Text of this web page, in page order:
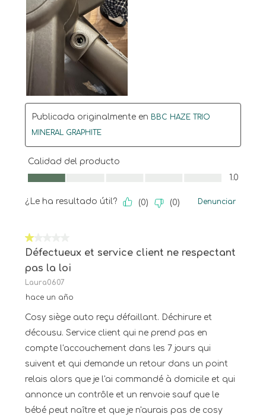
Publicada originalmente en BBC HAZE TRIO
MINERAL GRAPHITE
Calidad del producto
Calidad del producto, 1.0 de 5
1.0
¿Le ha resultado útil? (0) (0) Denunciar
1 de 5 estrellas.
Défectueux et service client ne respectant
pas la loi
Laura0607
hace un año
Cosy siège auto reçu défaillant. Déchirure et
décousu. Service client qui ne prend pas en
compte l'accouchement dans les 7 jours qui
suivent et qui demande un retour dans un point
relais alors que je l'ai commandé à domicile et qui
annonce un contrôle et un renvoie sauf que le
bébé peut naître et que je n'aurais pas de cosy